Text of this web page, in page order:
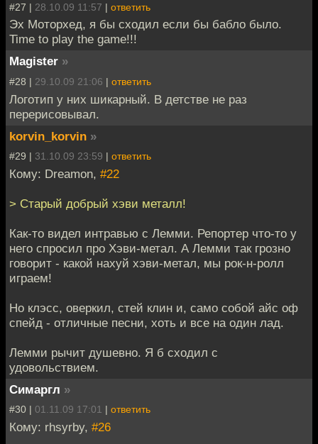
#27 | 28.10.09 11:57 | ответить
Эх Моторхед, я бы сходил если бы бабло было.
Time to play the game!!!
Magister »
#28 | 29.10.09 21:06 | ответить
Логотип у них шикарный. В детстве не раз
перерисовывал.
korvin_korvin »
#29 | 31.10.09 23:59 | ответить
Кому: Dreamon, #22
> Старый добрый хэви металл!
Как-то видел интравью с Лемми. Репортер что-то у
него спросил про Хэви-метал. А Лемми так грозно
говорит - какой нахуй хэви-метал, мы рок-н-ролл
играем!
Но клэсс, оверкил, стей клин и, само собой айс оф
спейд - отличные песни, хоть и все на один лад.
Лемми рычит душевно. Я б сходил с
удовольствием.
Симаргл »
#30 | 01.11.09 17:01 | ответить
Кому: rhsyrby, #26